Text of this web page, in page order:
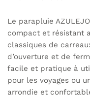
Le parapluie
compact et résistant
classiques de
d’ouverture et de
facile et pratique à
pour les voyages ou
arrondie et